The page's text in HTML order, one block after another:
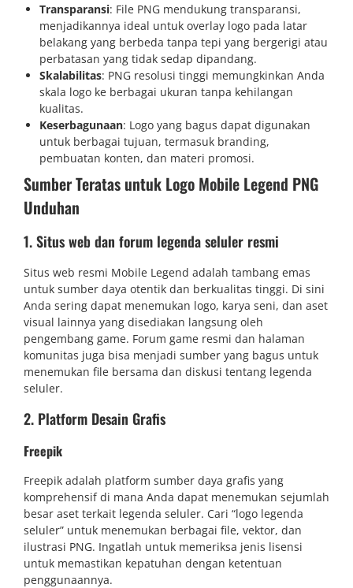
Transparansi: File PNG mendukung transparansi,
menjadikannya ideal untuk overlay logo pada latar
belakang yang berbeda tanpa tepi yang bergerigi atau
perbatasan yang tidak sedap dipandang.
Skalabilitas: PNG resolusi tinggi memungkinkan Anda
skala logo ke berbagai ukuran tanpa kehilangan
kualitas.
Keserbagunaan: Logo yang bagus dapat digunakan
untuk berbagai tujuan, termasuk branding,
pembuatan konten, dan materi promosi.
Sumber Teratas untuk Logo Mobile Legend PNG
Unduhan
1. Situs web dan forum legenda seluler resmi
Situs web resmi Mobile Legend adalah tambang emas
untuk sumber daya otentik dan berkualitas tinggi. Di sini
Anda sering dapat menemukan logo, karya seni, dan aset
visual lainnya yang disediakan langsung oleh
pengembang game. Forum game resmi dan halaman
komunitas juga bisa menjadi sumber yang bagus untuk
menemukan file bersama dan diskusi tentang legenda
seluler.
2. Platform Desain Grafis
Freepik
Freepik adalah platform sumber daya grafis yang
komprehensif di mana Anda dapat menemukan sejumlah
besar aset terkait legenda seluler. Cari “logo legenda
seluler” untuk menemukan berbagai file, vektor, dan
ilustrasi PNG. Ingatlah untuk memeriksa jenis lisensi
untuk memastikan kepatuhan dengan ketentuan
penggunaannya.